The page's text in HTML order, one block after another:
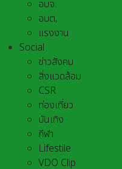
อบจ.
อบต,
แรงงาน
Social
ข่าวสังคม
สิ่งแวดล้อม
CSR
ท่องเที่ยว
บันเทิง
กีฬา
Lifestile
VDO Clip